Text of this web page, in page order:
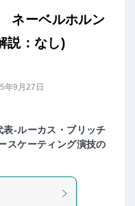
ネーベルホルン
：なし)
年9月27日
-ルーカス・ブリッチ
スケーティング演技の